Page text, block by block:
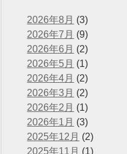
2026年8月 (3)
2026年7月 (9)
2026年6月 (2)
2026年5月 (1)
2026年4月 (2)
2026年3月 (2)
2026年2月 (1)
2026年1月 (3)
2025年12月 (2)
2025年11月 (1)